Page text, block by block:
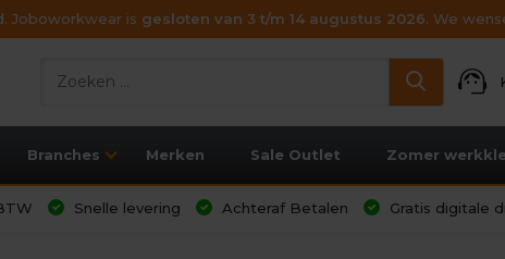
Joboworkwear is gesloten van 3 t/m 14 augustus 2026. We
support_agent
Branches Merken Sale Outlet Zomer
Snelle levering Achteraf Betalen Gratis digitale